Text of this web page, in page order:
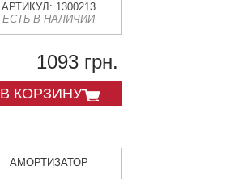
АРТИКУЛ: 1300213
ЕСТЬ В НАЛИЧИИ
1093 грн.
В КОРЗИНУ
АМОРТИЗАТОР